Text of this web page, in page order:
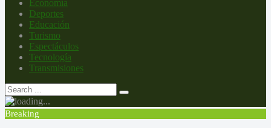
Economía
Deportes
Educación
Turismo
Espectáculos
Tecnología
Transmisiones
Breaking